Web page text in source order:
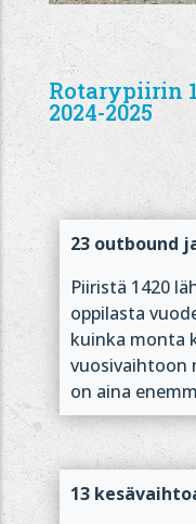
Rotarypiirin
2024-2025
23 outbound
Piiristä 1420
oppilasta
kuinka monta
vuosivaihtoon
on aina
13